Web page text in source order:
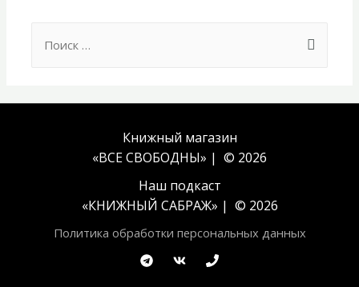
for:
Книжный магазин
«ВСЕ СВОБОДНЫ» | © 2026
Наш подкаст
«КНИЖНЫЙ САБРАЖ» | © 2026
Политика обработки персональных данных